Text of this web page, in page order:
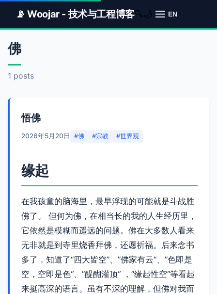
📡 Woojar - 技术与工程博客🔍 🌙 EN
佛
1 posts
悟佛
2026年5月20日 #佛 #宗教 #世界观
缘起
在我孩童的脑海里，最早浮现的可能就是斗战胜
佛了。 但何为佛，在相当长的我的人生经历里，
它依然是模糊而遥远的问题。佛在大多数人看来
无非就是到寺里烧香拜佛，还愿祈福。后来念书
多了，知道了“四大皆空”、”佛家有云“、”色即是
空，空即是色“、”醍醐灌顶“ ，”缘起性空“等看起
来挺高深的语言。虽有不深的理解，但佛对我而